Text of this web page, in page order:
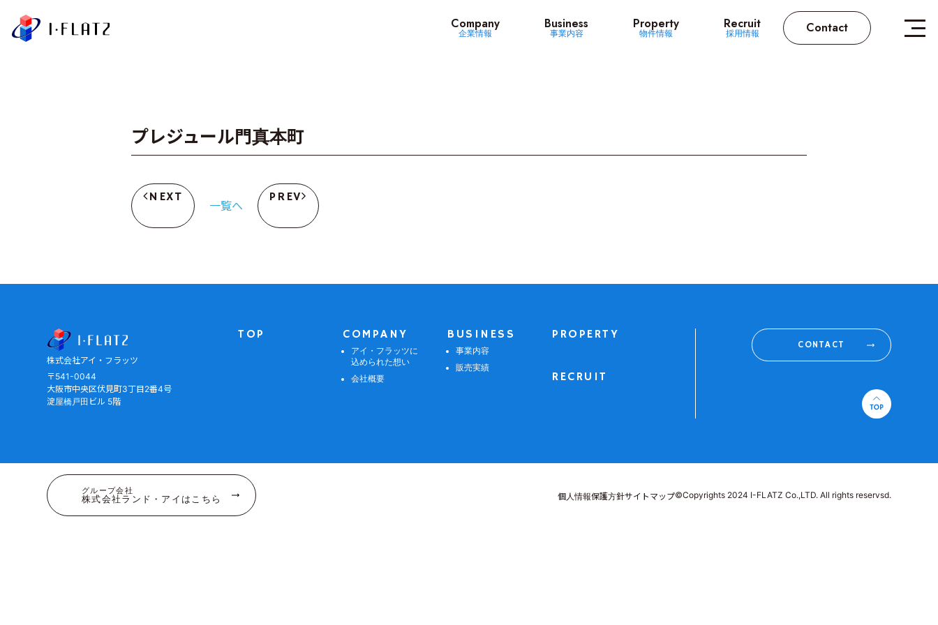
Company
企業情報
Business
事業内容
Property
物件情報
Recruit
採用情報 Contact
プレジュール門真本町
NEXT
一覧へ
PREV
株式会社アイ・フラッツ
株式会社アイ・フラッツ
〒541-0044
大阪市中央区伏見町3丁目2番4号
淀屋橋戸田ビル 5階
TOP COMPANY
アイ・フラッツに
込められた想い
会社概要
BUSINESS
事業内容
販売実績
PROPERTY
RECRUIT
CONTACT
グループ会社
株式会社ランド・アイはこちら 個人情報保護方針サイトマップ©Copyrights 2024 I-FLATZ Co.,LTD. All rights reservsd.